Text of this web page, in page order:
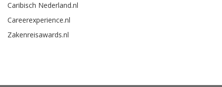
Caribisch Nederland.nl
Careerexperience.nl
Zakenreisawards.nl